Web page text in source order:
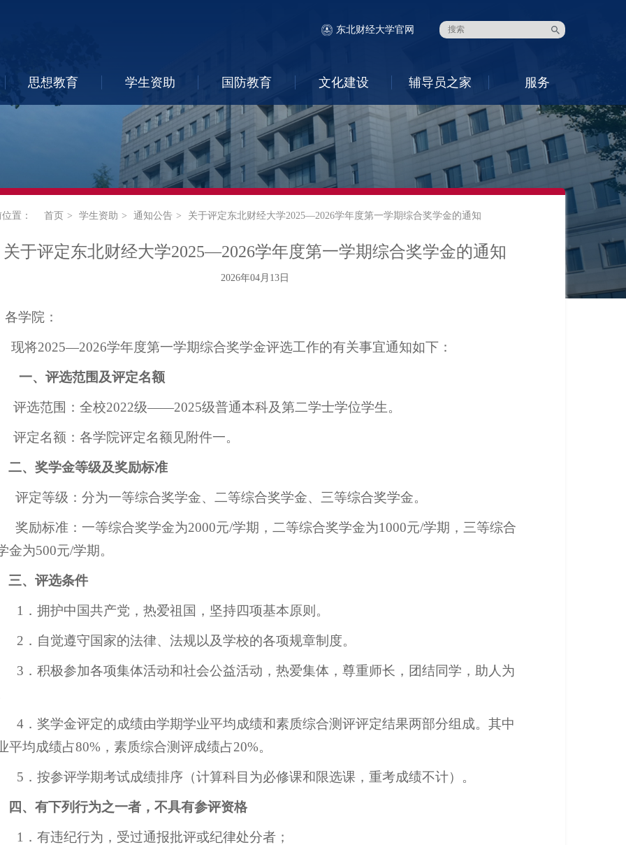
东北财经大学官网
思想教育 学生资助 国防教育 文化建设 辅导员之家 服务
置： 首页 学生资助 通知公告 关于评定东北财经大学2025—2026学年度第一学期综合奖学金的通知
关于评定东北财经大学2025—2026学年度第一学期综合奖学金的通知
2026年04月13日
各学院：
现将2025—2026学年度第一学期综合奖学金评选工作的有关事宜通知如下：
一、评选范围及评定名额
评选范围：全校2022级——2025级普通本科及第二学士学位学生。
评定名额：各学院评定名额见附件一。
二、奖学金等级及奖励标准
评定等级：分为一等综合奖学金、二等综合奖学金、三等综合奖学金。
奖励标准：一等综合奖学金为2000元/学期，二等综合奖学金为1000元/学期，三等综合
金为500元/学期。
三、评选条件
1．拥护中国共产党，热爱祖国，坚持四项基本原则。
2．自觉遵守国家的法律、法规以及学校的各项规章制度。
3．积极参加各项集体活动和社会公益活动，热爱集体，尊重师长，团结同学，助人为
4．奖学金评定的成绩由学期学业平均成绩和素质综合测评评定结果两部分组成。其中
平均成绩占80%，素质综合测评成绩占20%。
5．按参评学期考试成绩排序（计算科目为必修课和限选课，重考成绩不计）。
四、有下列行为之一者，不具有参评资格
1．有违纪行为，受过通报批评或纪律处分者；